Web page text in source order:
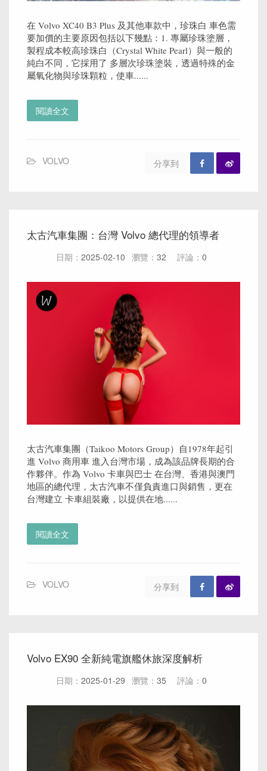
在 Volvo XC40 B3 Plus 及其他車款中，珍珠白 車色需
要加價的主要原因包括以下幾點：1. 專屬珍珠塗層，
製程成本較高珍珠白（Crystal White Pearl）與一般的
純白不同，它採用了 多層次珍珠塗裝，透過特殊的金
屬氧化物與珍珠顆粒，使車......
閱讀全文
VOLVO 分享到
太古汽車集團：台灣 Volvo 總代理的領導者
日期： 2025-02-10 瀏覽： 32 評論： 0
太古汽車集團（Taikoo Motors Group）自1978年起引
進 Volvo 商用車 進入台灣市場，成為該品牌長期的合
作夥伴。作為 Volvo 卡車與巴士 在台灣、香港與澳門
地區的總代理，太古汽車不僅負責進口與銷售，更在
台灣建立 卡車組裝廠，以提供在地......
閱讀全文
VOLVO 分享到
Volvo EX90 全新純電旗艦休旅深度解析
日期： 2025-01-29 瀏覽： 35 評論： 0